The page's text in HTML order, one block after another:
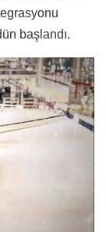
başlandı.